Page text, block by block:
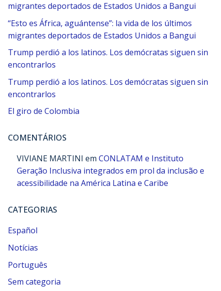
migrantes deportados de Estados Unidos a Bangui
“Esto es África, aguántense”: la vida de los últimos
migrantes deportados de Estados Unidos a Bangui
Trump perdió a los latinos. Los demócratas siguen sin
encontrarlos
Trump perdió a los latinos. Los demócratas siguen sin
encontrarlos
El giro de Colombia
COMENTÁRIOS
VIVIANE MARTINI em CONLATAM e Instituto
Geração Inclusiva integrados em prol da inclusão e
acessibilidade na América Latina e Caribe
CATEGORIAS
Español
Notícias
Português
Sem categoria